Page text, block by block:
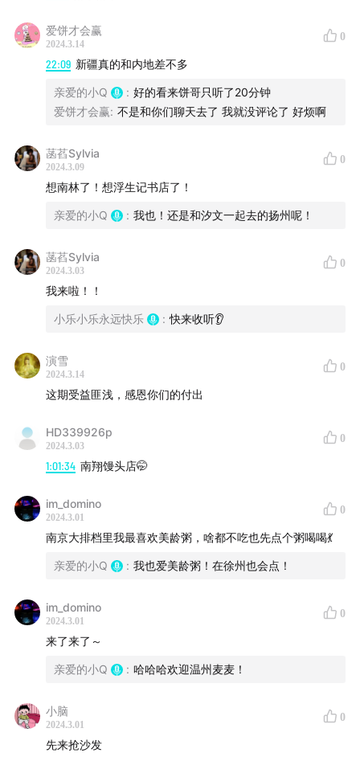
🌏本次列车导航
江苏刻板印象大调查：散装江苏
南和苏北？
15:54 黑红魔都
砍价是上海阿姨妈妈们的特殊爱好，不是原价买不
21:17 上海人有自己的货币体系？
割裂又和谐，包容又多元的 “拼贴”上海
户➕大财主
41:01 自带加密属性的温州话
失或许是文化之殇
嗜甜如命的无锡人，可怕的“甜都”无锡？
01:21:15没有一只鸭子能逃出南京&没有一只鸡能逃出徐州
值得一去的温州早餐店，温州特色小吃推荐！
01:38:07 杭州真的是美食荒漠吗？
01:44:09海纳百川的上海美食
爱饼才会赢
2024.3.14
0
22:09 新疆真的和内地差不多
亲爱的小Q : 好的看来饼哥只听了20分钟
爱饼才会赢: 不是和你们聊天去了 我就没评论了 好烦啊
菡萏Sylvia
2024.3.09
0
想南林了！想浮生记书店了！
亲爱的小Q : 我也！还是和汐文一起去的扬州呢！
菡萏Sylvia
2024.3.03
0
我来啦！！
小乐小乐永远快乐 : 快来收听👂
演雪
2024.3.14
0
这期受益匪浅，感恩你们的付出
HD339926p
2024.3.03
0
1:01:34 南翔馒头店🤭
im_domino
2024.3.01
0
南京大排档里我最喜欢美龄粥，啥都不吃也先点个粥喝喝💃
亲爱的小Q : 我也爱美龄粥！在徐州也会点！
im_domino
2024.3.01
0
来了来了～
亲爱的小Q : 哈哈哈欢迎温州麦麦！
小脑
2024.3.01
0
先来抢沙发